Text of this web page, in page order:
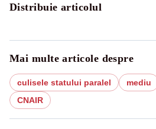
Distribuie articolul
Mai multe articole despre
culisele statului paralel mediu
CNAIR